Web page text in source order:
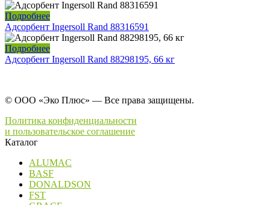
Подробнее
Адсорбент Ingersoll Rand 88316591
Подробнее
Адсорбент Ingersoll Rand 88298195, 66 кг
© ООО «Эко Плюс» — Все права защищены.
Политика конфиденциальности
и пользовательское соглашение
Каталог
ALUMAC
BASF
DONALDSON
FST